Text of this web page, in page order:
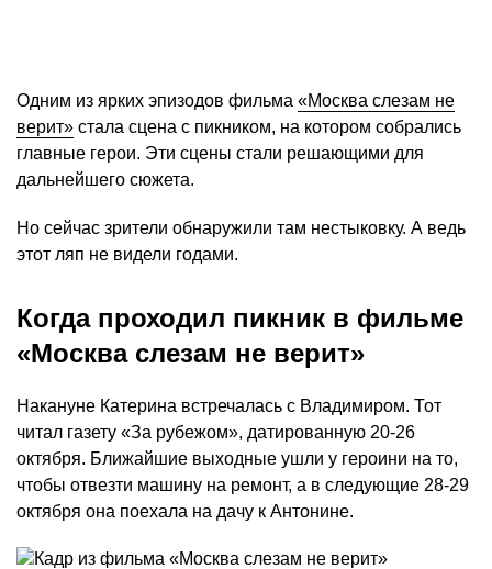
Одним из ярких эпизодов фильма «Москва слезам не
верит» стала сцена с пикником, на котором собрались
главные герои. Эти сцены стали решающими для
дальнейшего сюжета.
Но сейчас зрители обнаружили там нестыковку. А ведь
этот ляп не видели годами.
Когда проходил пикник в фильме
«Москва слезам не верит»
Накануне Катерина встречалась с Владимиром. Тот
читал газету «За рубежом», датированную 20-26
октября. Ближайшие выходные ушли у героини на то,
чтобы отвезти машину на ремонт, а в следующие 28-29
октября она поехала на дачу к Антонине.